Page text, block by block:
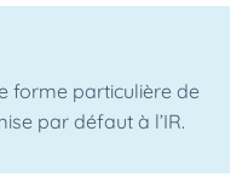
forme particulière de
par défaut à l’IR.